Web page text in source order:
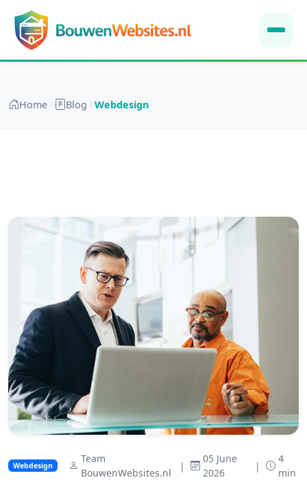
Home Blog Webdesign
Webdesign
Team
BouwenWebsites.nl
|
05 June
2026
|
4
min